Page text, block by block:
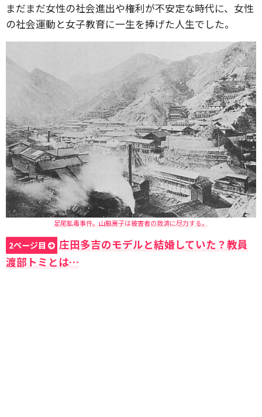
まだまだ女性の社会進出や権利が不安定な時代に、女性
の社会運動と女子教育に一生を捧げた人生でした。
足尾鉱毒事件。山脇房子は被害者の救済に尽力する。
2ページ目
庄田多吉のモデルと結婚していた？教員
渡部トミとは…